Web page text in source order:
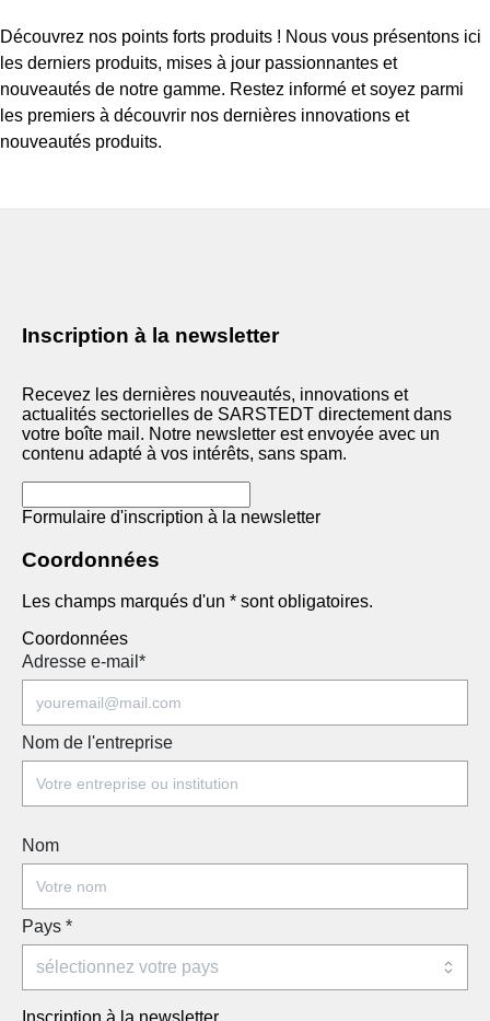
Découvrez nos points forts produits ! Nous vous présentons ici
les derniers produits, mises à jour passionnantes et
nouveautés de notre gamme. Restez informé et soyez parmi
les premiers à découvrir nos dernières innovations et
nouveautés produits.
Inscription à la newsletter
Recevez les dernières nouveautés, innovations et
actualités sectorielles de SARSTEDT directement dans
votre boîte mail. Notre newsletter est envoyée avec un
contenu adapté à vos intérêts, sans spam.
Formulaire d'inscription à la newsletter
Coordonnées
Les champs marqués d'un * sont obligatoires.
Coordonnées
Adresse e-mail *
Nom de l'entreprise
Nom
Pays *
Inscription à la newsletter